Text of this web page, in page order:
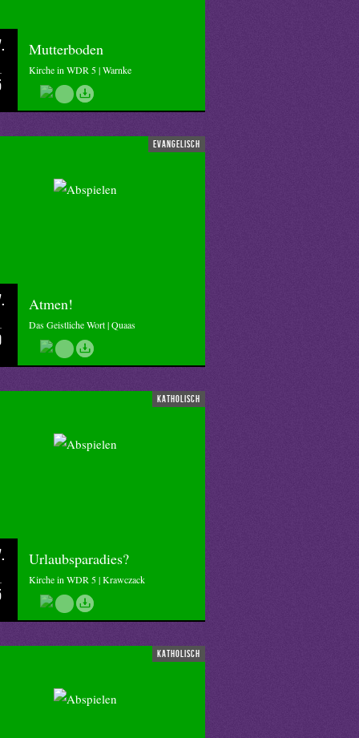
Mutterboden
Kirche in WDR 5 | Warnke
evangelisch
Atmen!
Das Geistliche Wort | Quaas
katholisch
Urlaubsparadies?
Kirche in WDR 5 | Krawczack
katholisch